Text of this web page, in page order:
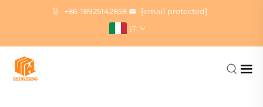
+86-18925142858
[email protected]
IT